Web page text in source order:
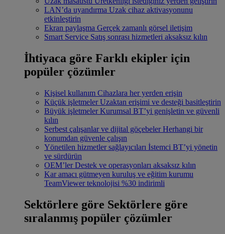
LAN’da uyandırma Uzak cihaz aktivasyonunu
etkinleştirin
Ekran paylaşma Gerçek zamanlı görsel iletişim
Smart Service Satış sonrası hizmetleri aksaksız kılın
İhtiyaca göre Farklı ekipler için
popüler çözümler
Kişisel kullanım Cihazlara her yerden erişin
Küçük işletmeler Uzaktan erişimi ve desteği basitleştirin
Büyük işletmeler Kurumsal BT’yi genişletin ve güvenli
kılın
Serbest çalışanlar ve dijital göçebeler Herhangi bir
konumdan güvenle çalışın
Yönetilen hizmetler sağlayıcıları İstemci BT’yi yönetin
ve sürdürün
OEM’ler Destek ve operasyonları aksaksız kılın
Kar amacı gütmeyen kuruluş ve eğitim kurumu
TeamViewer teknolojisi %30 indirimli
Sektörlere göre Sektörlere göre
sıralanmış popüler çözümler